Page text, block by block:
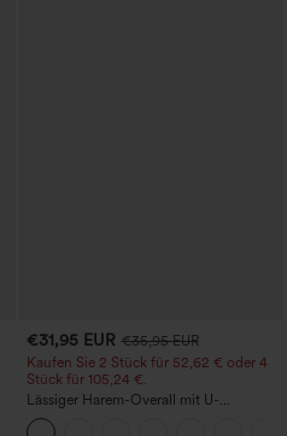
€31,95 EUR €35,95 EUR
Kaufen Sie 2 Stück für 52,62 € oder 4
Stück für 105,24 €.
Lässiger Harem-Overall mit U-
Ausschnitt und Taschen - Easy Peezy